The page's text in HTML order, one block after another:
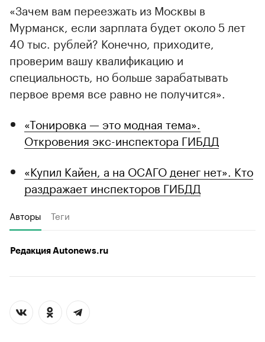
«Зачем вам переезжать из Москвы в
Мурманск, если зарплата будет около 5 лет
40 тыс. рублей? Конечно, приходите,
проверим вашу квалификацию и
специальность, но больше зарабатывать
первое время все равно не получится».
«Тонировка — это модная тема».
Откровения экс-инспектора ГИБДД
«Купил Кайен, а на ОСАГО денег нет». Кто
раздражает инспекторов ГИБДД
Авторы Теги
Редакция Autonews.ru